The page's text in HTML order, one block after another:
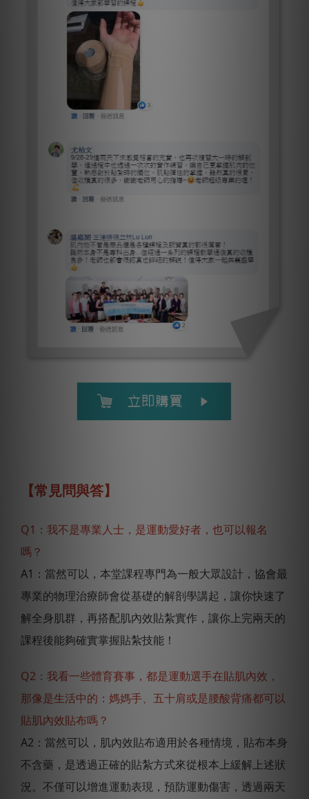
【常見問與答】
Q1：我不是專業人士，是運動愛好者，也可以報名
嗎？
A1：當然可以，本堂課程專門為一般大眾設計，協會最
專業的物理治療師會從基礎的解剖學講起，讓你快速了
解全身肌群，再搭配肌內效貼紮實作，讓你上完兩天的
課程後能夠確實掌握貼紮技能！
Q2：我看一些體育賽事，都是運動選手在貼肌內效，
那像是生活中的：媽媽手、五十肩或是腰酸背痛都可以
貼肌內效貼布嗎？
A2：當然可以，肌內效貼布適用於各種情境，貼布本身
不含藥，是透過正確的貼紮方式來從根本上緩解上述狀
況。不僅可以增進運動表現，預防運動傷害，透過兩天